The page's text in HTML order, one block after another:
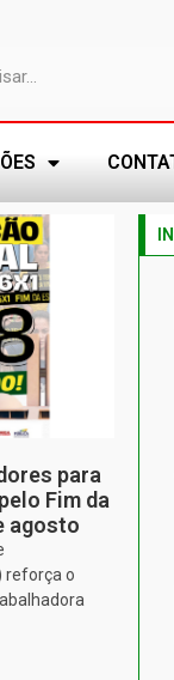
para
Fim da
agosto
reforça o